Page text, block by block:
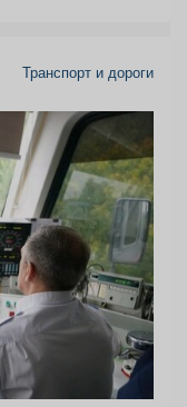
Транспорт и дороги